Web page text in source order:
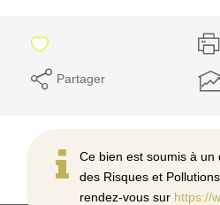
Partager
Ce bien est soumis à un
des Risques et
rendez-vous sur https://